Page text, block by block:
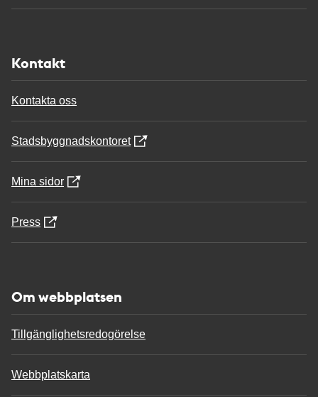
Kontakt
Kontakta oss
Stadsbyggnadskontoret
Mina sidor
Press
Om webbplatsen
Tillgänglighetsredogörelse
Webbplatskarta